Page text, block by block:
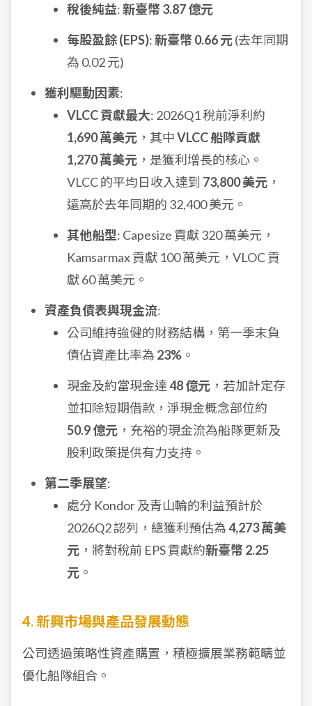
稅後純益:新臺幣 3.87 億元
每股盈餘 (EPS):新臺幣 0.66 元(去年同期
為 0.02 元)
獲利驅動因素:
VLCC 貢獻最大: 2026Q1 稅前淨利約
1,690 萬美元 ，其中VLCC 船隊貢獻
1,270 萬美元 ，是獲利增長的核心。
VLCC 的平均日收入達到 73,800 美元 ，
遠高於去年同期的 32,400 美元。
其他船型: Capesize 貢獻 320 萬美元，
Kamsarmax 貢獻 100 萬美元，VLOC 貢
獻 60 萬美元。
資產負債表與現金流:
公司維持強健的財務結構，第一季末負
債佔資產比率為 23% 。
現金及約當現金達48 億元 ，若加計定存
並扣除短期借款，淨現金概念部位約
50.9 億元 ，充裕的現金流為船隊更新及
股利政策提供有力支持。
第二季展望:
處分 Kondor 及青山輪的利益預計於
2026Q2 認列，總獲利預估為4,273 萬美
元 ，將對稅前 EPS 貢獻約新臺幣 2.25
元 。
4. 新興市場與產品發展動態
公司透過策略性資產購置，積極擴展業務範疇並
優化船隊組合。